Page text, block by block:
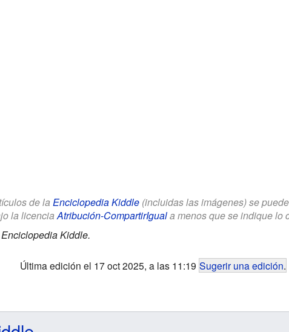
de la Enciclopedia Kiddle(incluidas las imágenes) se
la licenciaAtribución-CompartirIguala menos que se indique lo
Enciclopedia Kiddle.
Última edición el 17 oct 2025, a las 11:19 Sugerir una edición.